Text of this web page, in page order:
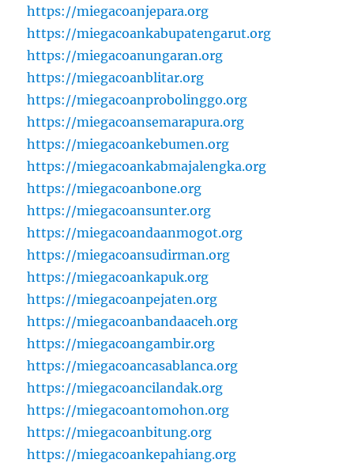
https://miegacoanjepara.org
https://miegacoankabupatengarut.org
https://miegacoanungaran.org
https://miegacoanblitar.org
https://miegacoanprobolinggo.org
https://miegacoansemarapura.org
https://miegacoankebumen.org
https://miegacoankabmajalengka.org
https://miegacoanbone.org
https://miegacoansunter.org
https://miegacoandaanmogot.org
https://miegacoansudirman.org
https://miegacoankapuk.org
https://miegacoanpejaten.org
https://miegacoanbandaaceh.org
https://miegacoangambir.org
https://miegacoancasablanca.org
https://miegacoancilandak.org
https://miegacoantomohon.org
https://miegacoanbitung.org
https://miegacoankepahiang.org